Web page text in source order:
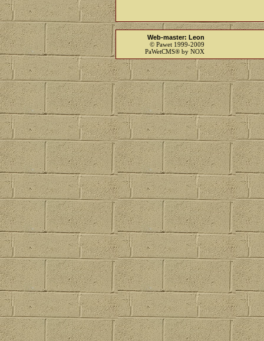
Web-master: Leon
© Pawet 1999-2009
PaWetCMS® by NOX